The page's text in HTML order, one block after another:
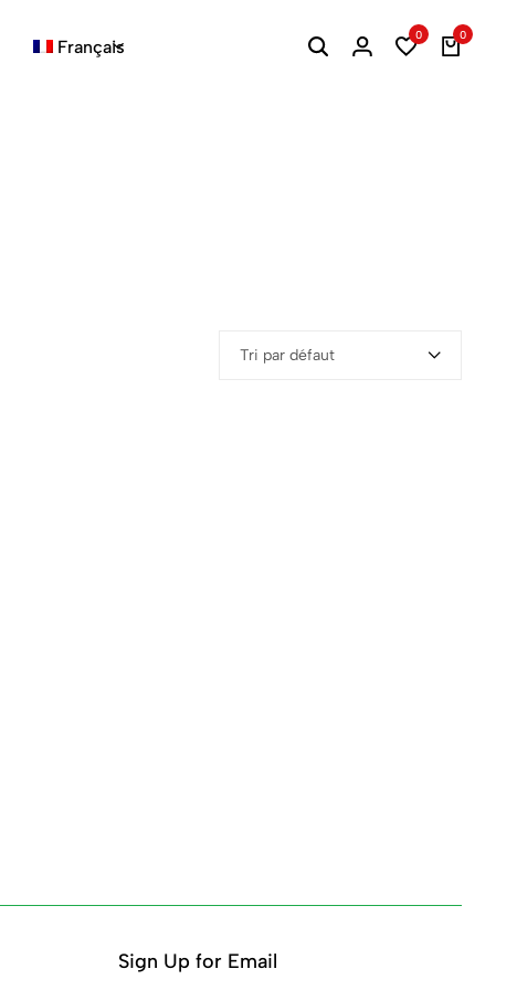
Français
0 0
Tri par défaut
Sign Up for Email